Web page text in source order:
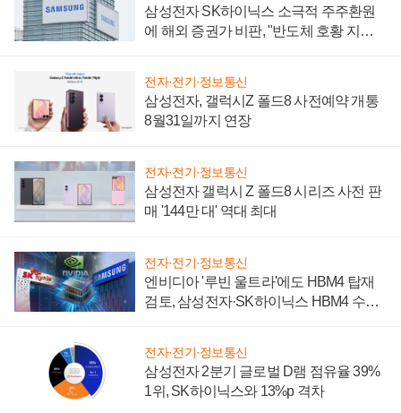
삼성전자 SK하이닉스 소극적 주주환원
에 해외 증권가 비판, "반도체 호황 지속
전자·전기·정보통신
삼성전자, 갤럭시Z 폴드8 사전예약 개통
8월31일까지 연장
전자·전기·정보통신
삼성전자 갤럭시 Z 폴드8 시리즈 사전 판
매 '144만 대' 역대 최대
전자·전기·정보통신
엔비디아 '루빈 울트라'에도 HBM4 탑재
검토, 삼성전자·SK하이닉스 HBM4 수율
전자·전기·정보통신
삼성전자 2분기 글로벌 D램 점유율 39%
1위, SK하이닉스와 13%p 격차